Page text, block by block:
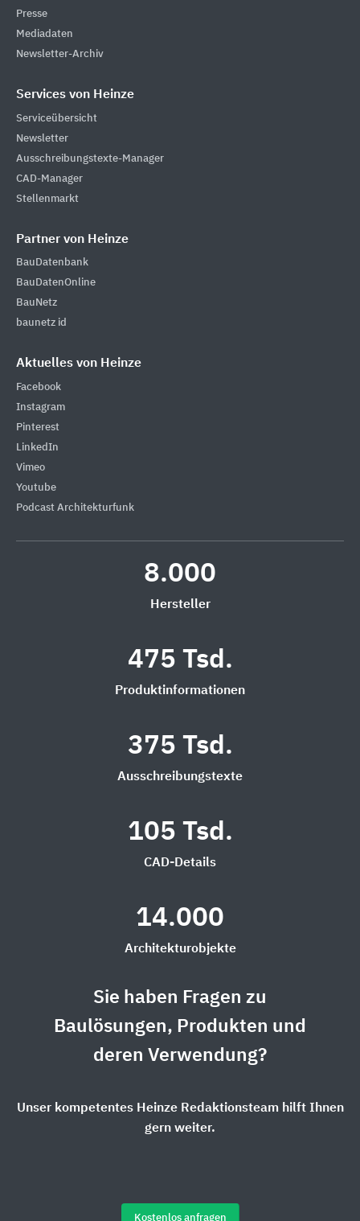
Presse
Mediadaten
Newsletter-Archiv
Services von Heinze
Serviceübersicht
Newsletter
Ausschreibungstexte-Manager
CAD-Manager
Stellenmarkt
Partner von Heinze
BauDatenbank
BauDatenOnline
BauNetz
baunetz id
Aktuelles von Heinze
Facebook
Instagram
Pinterest
LinkedIn
Vimeo
Youtube
Podcast Architekturfunk
8.000
Hersteller
475 Tsd.
Produktinformationen
375 Tsd.
Ausschreibungstexte
105 Tsd.
CAD-Details
14.000
Architekturobjekte
Sie haben Fragen zu
Baulösungen, Produkten und
deren Verwendung?
Unser kompetentes Heinze Redaktionsteam hilft Ihnen
gern weiter.
Kostenlos anfragen